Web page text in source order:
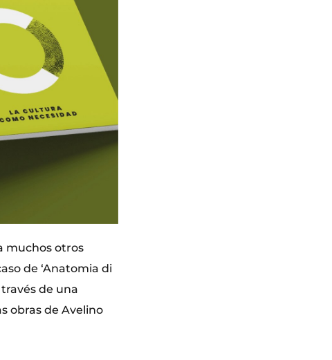
muchos otros
de ‘Anatomia di
de una
obras de Avelino